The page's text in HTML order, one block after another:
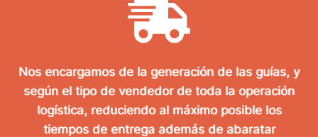
Nos encargamos de la generación de las guías, y
según el tipo de vendedor de toda la operación
logística, reduciendo al máximo posible los
tiempos de entrega además de abaratar